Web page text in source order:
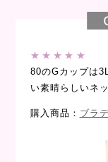
★★★★★
80のGカップは
い素晴らしいネ
購入商品： ブラ